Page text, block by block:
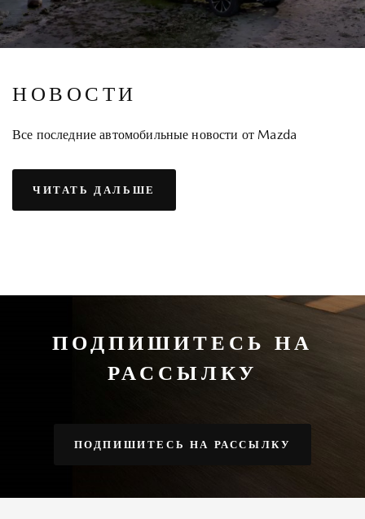
НОВОСТИ
Все последние автомобильные новости от Mazda
ЧИТАТЬ ДАЛЬШЕ
ПОДПИШИТЕСЬ НА
РАССЫЛКУ
ПОДПИШИТЕСЬ НА РАССЫЛКУ